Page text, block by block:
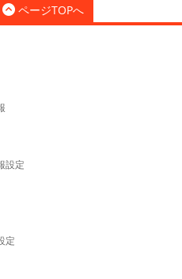
ページTOPへ
設定
定